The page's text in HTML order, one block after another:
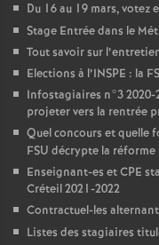
Du 16 au 19 mars, votez
Stage Entrée dans le
Tout savoir sur
Elections à l’INSPE : la
Infostagiaires n°3
projeter vers la rentrée
Quel concours et quelle
FSU décrypte la réforme
Enseignant-es etCPE
Créteil 2021-2022
Contractuel-les
Listes des stagiaires